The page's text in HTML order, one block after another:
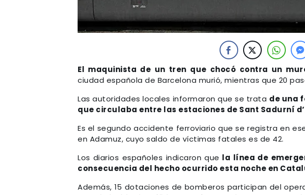
El maquinista de un tren que chocó contra un
ciudad española de Barcelona murió, mientras que 20
Las autoridades locales informaron que se trata de una
que circulaba entre las estaciones de Sant Sadurní
Es el segundo accidente ferroviario que se registra en
en Adamuz, cuyo saldo de víctimas fatales es de 42.
Los diarios españoles indicaron que la línea de
consecuencia del hecho ocurrido esta noche en
Además, 15 dotaciones de bomberos participan del